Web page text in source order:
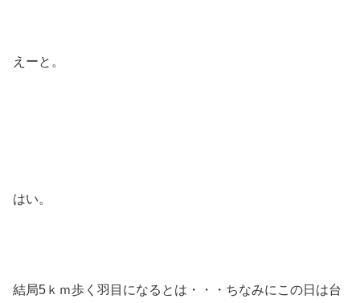
えーと。
はい。
結局5ｋｍ歩く羽目になるとは・・・ちなみにこの日は台